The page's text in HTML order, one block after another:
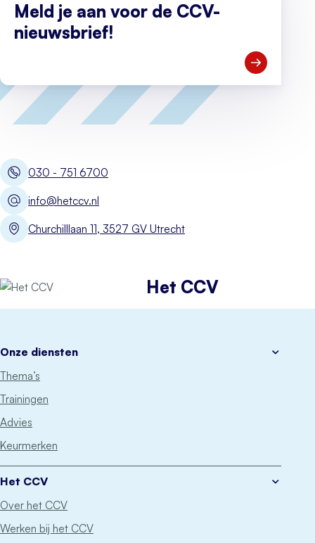
Meld je aan voor de CCV-
nieuwsbrief!
Open Meld
030 - 751 6700
info@hetccv.nl
Churchilllaan 11, 3527 GV Utrecht
Het CCV
Onze diensten
Thema’s
Trainingen
Advies
Keurmerken
Het CCV
Over het CCV
Werken bij het CCV